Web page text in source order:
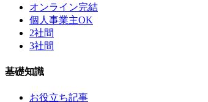
オンライン完結
個人事業主OK
2社間
3社間
基礎知識
お役立ち記事